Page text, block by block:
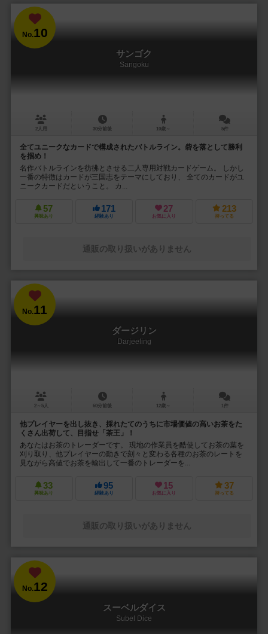
No.10
サンゴク
Sangoku
2人用 30分前後 10歳～ 5件
全てユニークなカードで構成されたバトルライン。砦を落として勝利
を掴め！
名作バトルラインを彷彿とさせる二人専用対戦カードゲーム。 しかし
一番の特徴はカードが三国志をテーマにしており、 全てのカードがユ
ニークカードだということ。 カ...
57
興味あり
171
経験あり
27
お気に入り
213
持ってる
通販の取り扱いがありません
No.11
ダージリン
Darjeeling
2～5人 60分前後 12歳～ 1件
他プレイヤーを出し抜き、採れたてのうちに市場価値の高いお茶をた
くさん出荷して、目指せ「茶王」！
あなたはお茶のトレーダーです。 現地の作業員を酷使してお茶の葉を
刈り取り、他プレイヤーの動きで刻々と変わる各種のお茶のレートを
見ながら高値でお茶を輸出して一番のトレーダーを...
33
興味あり
95
経験あり
15
お気に入り
37
持ってる
通販の取り扱いがありません
No.12
スーベルダイス
Subel Dice